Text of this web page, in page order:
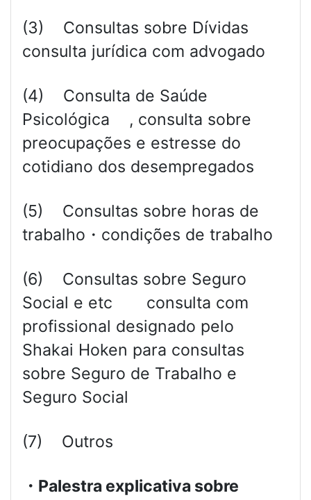
(3) Consultas sobre Dívidas
consulta jurídica com advogado
(4) Consulta de Saúde
Psicológica , consulta sobre
preocupações e estresse do
cotidiano dos desempregados
(5) Consultas sobre horas de
trabalho・condições de trabalho
(6) Consultas sobre Seguro
Social e etc consulta com
profissional designado pelo
Shakai Hoken para consultas
sobre Seguro de Trabalho e
Seguro Social
(7) Outros
・Palestra explicativa sobre